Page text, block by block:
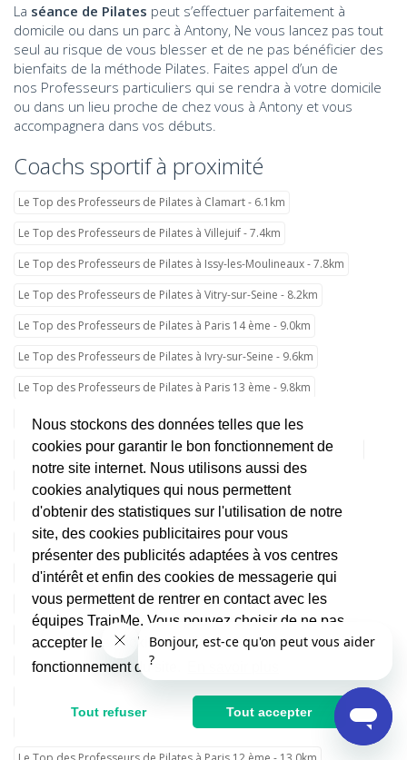
La séance de Pilates peut s’effectuer parfaitement à
domicile ou dans un parc à Antony, Ne vous lancez pas tout
seul au risque de vous blesser et de ne pas bénéficier des
bienfaits de la méthode Pilates. Faites appel d’un de
nos Professeurs particuliers qui se rendra à votre domicile
ou dans un lieu proche de chez vous à Antony et vous
accompagnera dans vos débuts.
Coachs sportif à proximité
Le Top des Professeurs de Pilates à Clamart - 6.1km
Le Top des Professeurs de Pilates à Villejuif - 7.4km
Le Top des Professeurs de Pilates à Issy-les-Moulineaux - 7.8km
Le Top des Professeurs de Pilates à Vitry-sur-Seine - 8.2km
Le Top des Professeurs de Pilates à Paris 14 ème - 9.0km
Le Top des Professeurs de Pilates à Ivry-sur-Seine - 9.6km
Le Top des Professeurs de Pilates à Paris 13 ème - 9.8km
Le Top des Professeurs de Pilates à Paris 15 ème - 10.0km
Le Top des Professeurs de Pilates à Boulogne-Billancourt - 10.0km
Le Top des Professeurs de Pilates à Maisons-Alfort - 11.2km
Le Top des Professeurs de Pilates à Paris 6 ème - 11.3km
Le Top des Professeurs de Pilates à Paris 7 ème - 11.8km
Le Top des Professeurs de Pilates à Paris 4 ème - 12.3km
Le Top des Professeurs de Pilates à Paris 16 ème - 12.6km
Le Top des Professeurs de Pilates à Paris - 12.7km
Le Top des Professeurs de Pilates à Paris 1 er - 12.8km
Le Top des Professeurs de Pilates à Créteil - 12.8km
Nous stockons des données telles que les
cookies pour garantir le bon fonctionnement de
notre site internet. Nous utilisons aussi des
cookies analytiques qui nous permettent
d'obtenir des statistiques sur l'utilisation de notre
site, des cookies publicitaires pour vous
présenter des publicités adaptées à vos centres
d'intérêt et enfin des cookies de messagerie qui
vous permettent de rentrer en contact avec les
équipes TrainMe. Vous pouvez choisir de ne pas
accepter les cookies non indispensables au
fonctionnement du site.
Tout refuser Tout accepter